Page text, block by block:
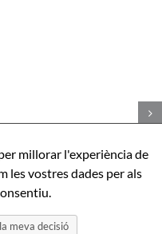
ser
apunts
sobre
millorar l'experiència de
les vostres dades per als
meva decisió